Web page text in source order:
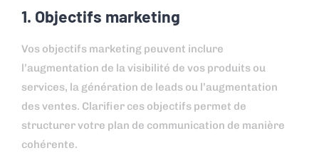
1. Objectifs marketing
Vos objectifs marketing peuvent inclure
l’augmentation de la visibilité de vos produits ou
services, la génération de leads ou l’augmentation
des ventes. Clarifier ces objectifs permet de
structurer votre plan de communication de manière
cohérente.